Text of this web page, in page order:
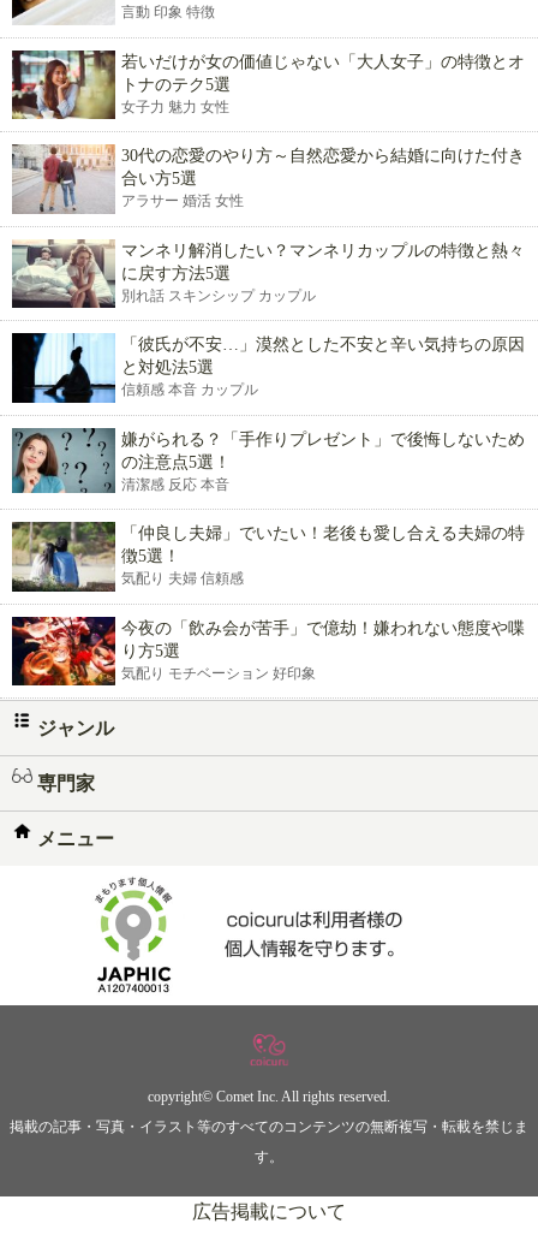
言動 印象 特徴
若いだけが女の価値じゃない「大人女子」の特徴とオ
トナのテク5選
女子力 魅力 女性
30代の恋愛のやり方～自然恋愛から結婚に向けた付き
合い方5選
アラサー 婚活 女性
マンネリ解消したい？マンネリカップルの特徴と熱々
に戻す方法5選
別れ話 スキンシップ カップル
「彼氏が不安…」漠然とした不安と辛い気持ちの原因
と対処法5選
信頼感 本音 カップル
嫌がられる？「手作りプレゼント」で後悔しないため
の注意点5選！
清潔感 反応 本音
「仲良し夫婦」でいたい！老後も愛し合える夫婦の特
徴5選！
気配り 夫婦 信頼感
今夜の「飲み会が苦手」で億劫！嫌われない態度や喋
り方5選
気配り モチベーション 好印象
ジャンル
専門家
メニュー
copyright© Comet Inc. All rights reserved.
掲載の記事・写真・イラスト等のすべてのコンテンツの無断複写・転載を禁じま
す。
広告掲載について